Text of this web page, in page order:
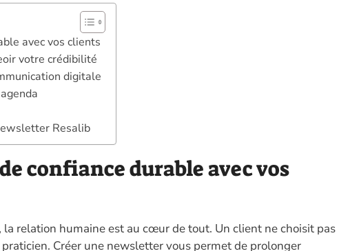
avec vos clients
votre crédibilité
digitale
Resalib
confiance durable avec vos
la relation humaine est au cœur de tout. Un client ne choisit pas
Créer une newsletter vous permet de prolonger